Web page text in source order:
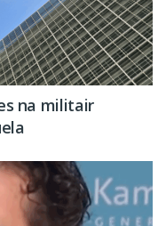
na militair